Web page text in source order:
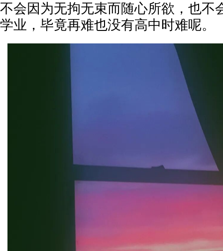
不会因为无拘无束而随心所欲，也不
学业，毕竟再难也没有高中时难呢。